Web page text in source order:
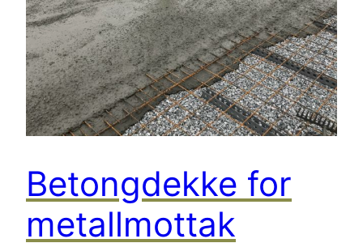
Betongdekke for
metallmottak